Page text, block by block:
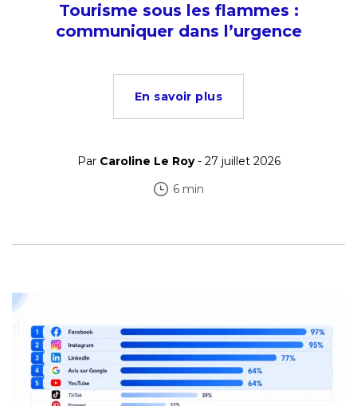
Tourisme sous les flammes :
communiquer dans l’urgence
En savoir plus
Par Caroline Le Roy- 27 juillet 2026
6 min